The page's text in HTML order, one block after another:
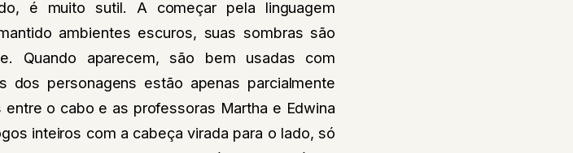
ambientes escuros, suas sombras são
Quando aparecem, são bem usadas com
personagens estão apenas parcialmente
o cabo e as professoras Martha e Edwina
inteiros com a cabeça virada para o lado, só
cenas em que essa regra é quebrada é em